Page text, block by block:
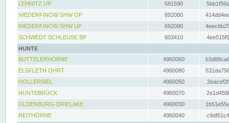
LEHNITZ UP
581590
NIEDERFINOW SHW OP
692080
NIEDERFINOW SHW UP
692090
SCHWEDT SCHLEUSE BP
603410
HUNTE
BUTTELERHÖRNE
4960060
ELSFLETH OHRT
4960080
HOLLERSIEL
4960050
HUNTEBRÜCK
4960070
OLDENBURG-DRIELAKE
4960030
REITHÖRNE
4960040